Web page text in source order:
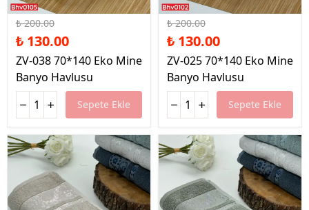
%35 İndirim
₺ 200.00
₺ 130.00
ZV-038 70*140 Eko Mine
Banyo Havlusu
Sepete Ekle
%35 İndirim
₺ 200.00
₺ 130.00
ZV-025 70*140 Eko Mine
Banyo Havlusu
Sepete Ekle